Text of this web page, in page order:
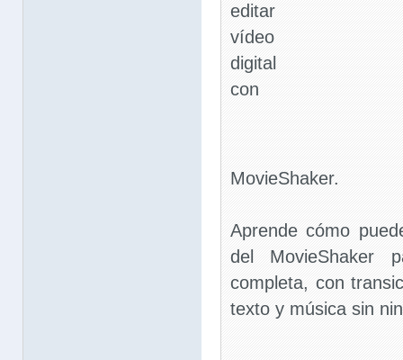
editar
vídeo
digital
con
MovieShaker.
Aprende cómo
del MovieShaker
completa, con
texto y música sin